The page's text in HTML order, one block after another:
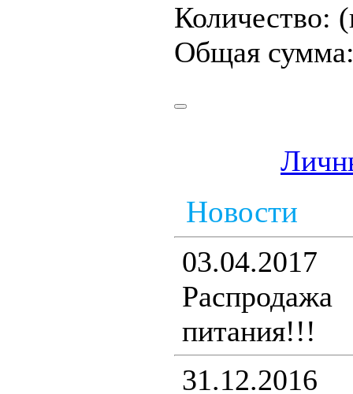
Количество:
Общая
Новости
03.04.2017
питания!!!
31.12.2016